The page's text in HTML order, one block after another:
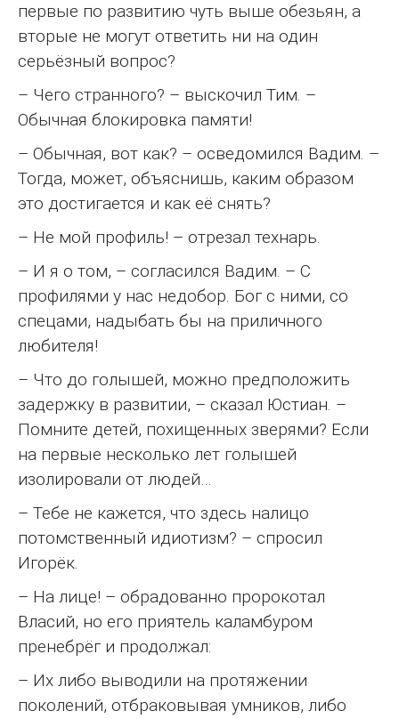
первые по развитию чуть выше обезьян, а
вторые не могут ответить ни на один
серьёзный вопрос?
– Чего странного? – выскочил Тим. –
Обычная блокировка памяти!
– Обычная, вот как? – осведомился Вадим. –
Тогда, может, объяснишь, каким образом
это достигается и как её снять?
– Не мой профиль! – отрезал технарь.
– И я о том, – согласился Вадим. – С
профилями у нас недобор. Бог с ними, со
спецами, надыбать бы на приличного
любителя!
– Что до голышей, можно предположить
задержку в развитии, – сказал Юстиан. –
Помните детей, похищенных зверями? Если
на первые несколько лет голышей
изолировали от людей…
– Тебе не кажется, что здесь налицо
потомственный идиотизм? – спросил
Игорёк.
– На лице! – обрадованно пророкотал
Власий, но его приятель каламбуром
пренебрёг и продолжал:
– Их либо выводили на протяжении
поколений, отбраковывая умников, либо